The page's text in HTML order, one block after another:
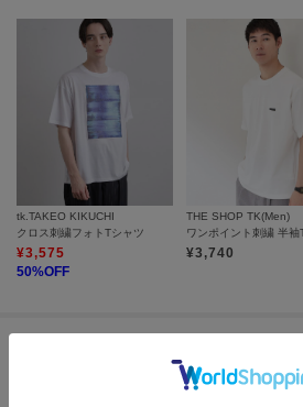
tk.TAKEO KIKUCHI
クロス刺繍フォトTシャツ
¥3,575
50%OFF
THE SHOP TK(Men)
¥3,740
この商品を見た人はコチ
チェックしてい